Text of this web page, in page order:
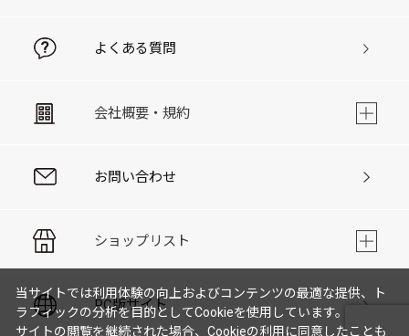
よくある質問
会社概要・規約
お問い合わせ
ショップリスト
PC版サイト
当サイトでは利用体験の向上およびコンテンツの最適な提供、ト
ラフィックの分析を目的としてCookieを使用しています。
サイトの閲覧を継続された場合、Cookieの利用に同意したことも